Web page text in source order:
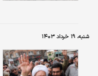
شنبه، ۱۹ خرداد ۱۴۰۳